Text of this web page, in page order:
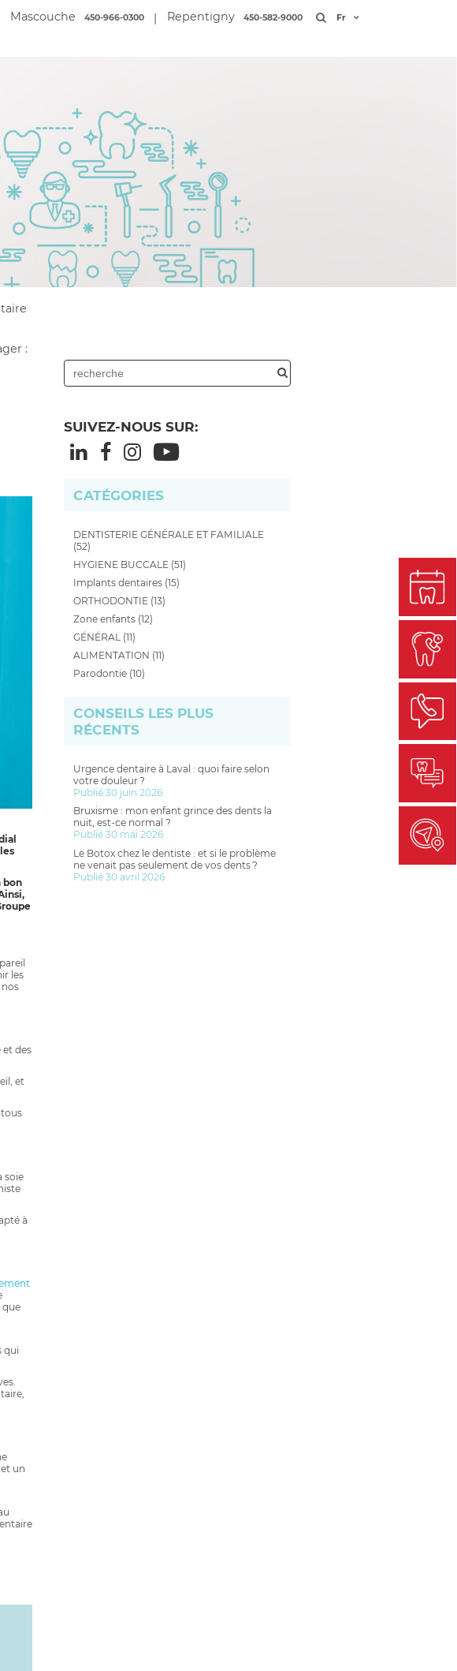
Mascouche 450-966-0300 | Repentigny 450-582-9000 Fr
:
bon
les
et des
et
soie
à
que
qui
un
SUIVEZ-NOUS SUR:
CATÉGORIES
DENTISTERIE GÉNÉRALE ET FAMILIALE
(52)
HYGIENE BUCCALE (51)
Implants dentaires (15)
ORTHODONTIE (13)
Zone enfants (12)
GÉNÉRAL (11)
ALIMENTATION (11)
Parodontie (10)
CONSEILS LES PLUS
RÉCENTS
Urgence dentaire à Laval : quoi faire selon
votre douleur ?
Publié 30 juin 2026
Bruxisme : mon enfant grince des dents la
nuit, est-ce normal ?
Publié 30 mai 2026
Le Botox chez le dentiste : et si le problème
ne venait pas seulement de vos dents ?
Publié 30 avril 2026